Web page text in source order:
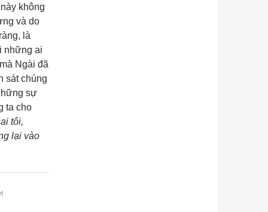
không
và do
là
những ai
Ngài đã
sát chúng
sự
ta cho
tôi,
lại vào